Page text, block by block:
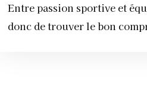
Entre passion sportive et
donc de trouver le bon